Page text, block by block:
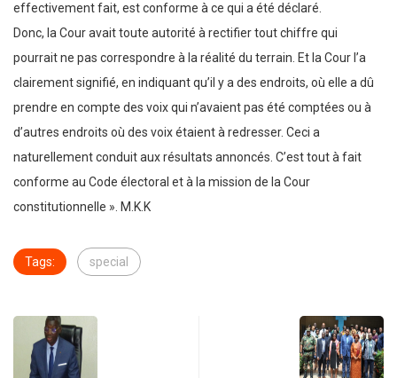
effectivement fait, est conforme à ce qui a été déclaré.
Donc, la Cour avait toute autorité à rectifier tout chiffre qui
pourrait ne pas correspondre à la réalité du terrain. Et la Cour l’a
clairement signifié, en indiquant qu’il y a des endroits, où elle a dû
prendre en compte des voix qui n’avaient pas été comptées ou à
d’autres endroits où des voix étaient à redresser. Ceci a
naturellement conduit aux résultats annoncés. C’est tout à fait
conforme au Code électoral et à la mission de la Cour
constitutionnelle ». M.K.K
Tags: special